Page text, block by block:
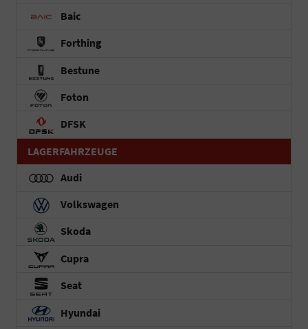
Baic
Forthing
Bestune
Foton
DFSK
LAGERFAHRZEUGE
Audi
Volkswagen
Skoda
Cupra
Seat
Hyundai